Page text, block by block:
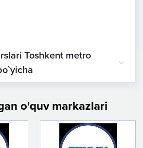
Toshkent metro
o'quv markazlari